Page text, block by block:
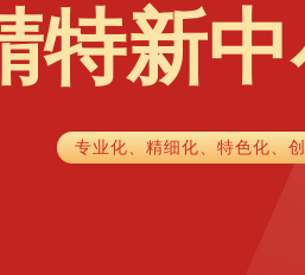
特新
专业化、精细化、特色化、